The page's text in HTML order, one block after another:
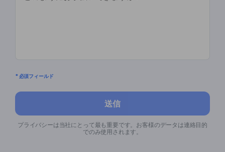
* 必須フィールド
送信
プライバシーは当社にとって最も重要です。お客様のデータは連絡目的
でのみ使用されます。